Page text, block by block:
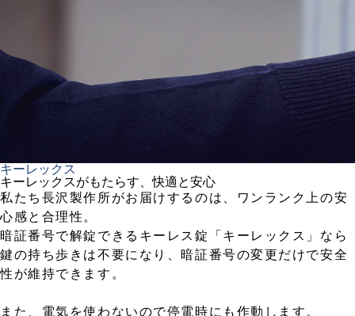
キーレックス
キーレックスがもたらす、快適と安心
私たち長沢製作所がお届けするのは、ワンランク上の安
心感と合理性。
暗証番号で解錠できるキーレス錠「キーレックス」なら
鍵の持ち歩きは不要になり、暗証番号の変更だけで安全
性が維持できます。
また、電気を使わないので停電時にも作動します。